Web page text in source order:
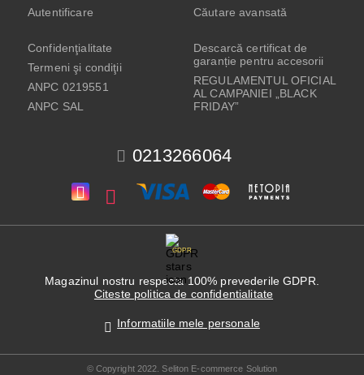
0213266064
Autentificare
Căutare avansată
Confidenţialitate
Termeni şi condiţii
ANPC 0219551
ANPC SAL
Descarcă certificat de
garanție pentru accesorii
REGULAMENTUL OFICIAL
AL CAMPANIEI „BLACK
FRIDAY”
GDPR
Magazinul nostru respecta 100% prevederile GDPR.
Citeste politica de confidentialitate
Informatiile mele personale
© Copyright 2022. Seliton E-commerce Solution